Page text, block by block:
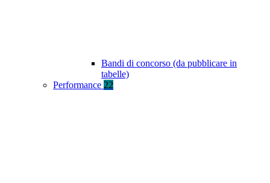
Bandi di concorso (da pubblicare in
tabelle)
Performance 22